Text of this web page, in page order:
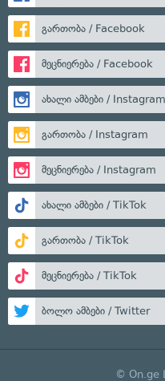
გართობა / Facebook
მეცნიერება / Facebook
ახალი ამბები / Instagram
გართობა / Instagram
მეცნიერება / Instagram
ახალი ამბები / TikTok
გართობა / TikTok
მეცნიერება / TikTok
ბოლო ამბები / Twitter
© On.ge